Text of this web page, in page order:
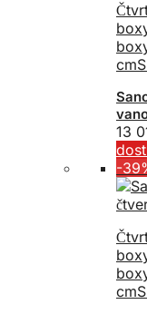
cm
13
-
cm